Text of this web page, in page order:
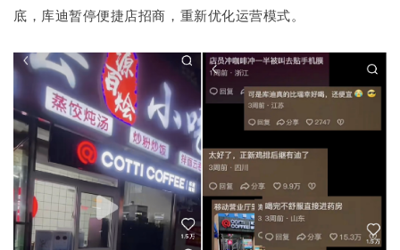
底，库迪暂停便捷店招商，重新优化运营模式。